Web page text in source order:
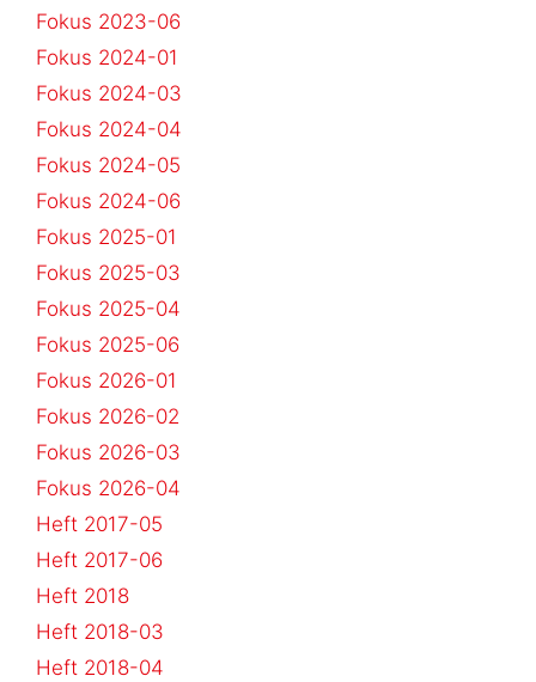
Fokus 2023-06
Fokus 2024-01
Fokus 2024-03
Fokus 2024-04
Fokus 2024-05
Fokus 2024-06
Fokus 2025-01
Fokus 2025-03
Fokus 2025-04
Fokus 2025-06
Fokus 2026-01
Fokus 2026-02
Fokus 2026-03
Fokus 2026-04
Heft 2017-05
Heft 2017-06
Heft 2018
Heft 2018-03
Heft 2018-04